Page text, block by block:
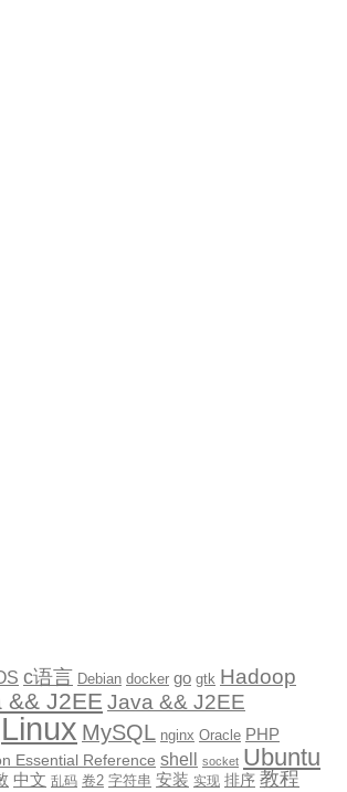
c语言 Debian docker go gtk Hadoop
&& J2EE Java && J2EE
Linux MySQL nginx Oracle PHP
Essential Reference shell socket Ubuntu
中文 乱码 卷2 字符串 安装 实现 排序 教程